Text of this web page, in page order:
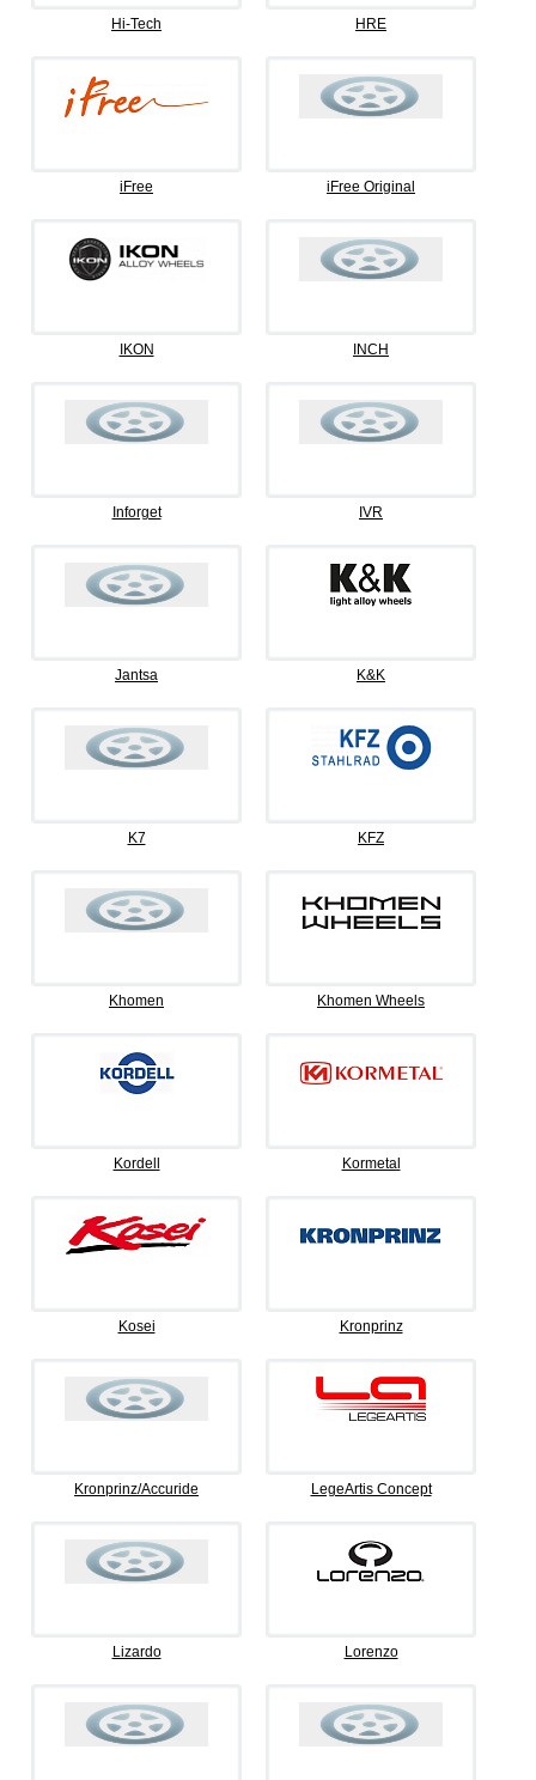
Hi-Tech HRE
iFree iFree Original
IKON INCH
Inforget IVR
Jantsa K&K
K7 KFZ
Khomen Khomen Wheels
Kordell Kormetal
Kosei Kronprinz
Kronprinz/Accuride LegeArtis Concept
Lizardo Lorenzo